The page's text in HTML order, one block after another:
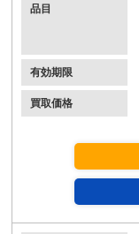
品目
有効期限
買取価格